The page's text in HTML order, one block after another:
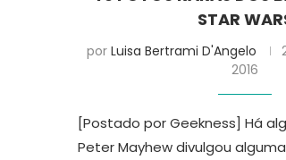
STAR
por Luisa Bertrami D'Angelo
2016
[Postado por Geekness] Há
Peter Mayhew divulgou